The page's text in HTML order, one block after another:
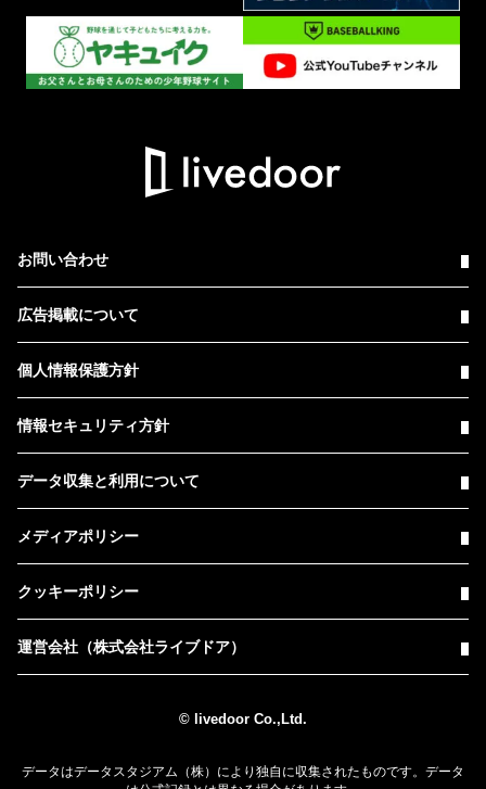
お問い合わせ
広告掲載について
個人情報保護方針
情報セキュリティ方針
データ収集と利用について
メディアポリシー
クッキーポリシー
運営会社（株式会社ライブドア）
© livedoor Co.,Ltd.
データはデータスタジアム（株）により独自に収集されたものです。データ